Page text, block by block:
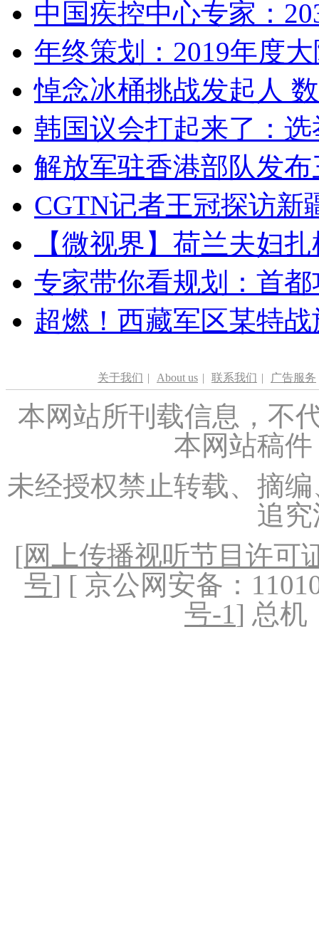
中国疾控中心专家：
年终策划：2019年度
悼念冰桶挑战发起人
韩国议会打起来了：
解放军驻香港部队发
CGTN记者王冠探访新
【微视界】荷兰夫妇
专家带你看规划：首
超燃！西藏军区某特
关于我们 | About us | 联系我们 | 广告服务
本网站所刊载信息，不
本网站稿
未经授权禁止转载、摘
追
[网上传播视听节目许可
号] [ 京公网安备：
号-1] 总机